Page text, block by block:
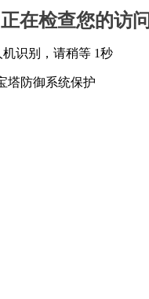
在检查您的访问
识别，请稍等 1秒
塔防御系统保护